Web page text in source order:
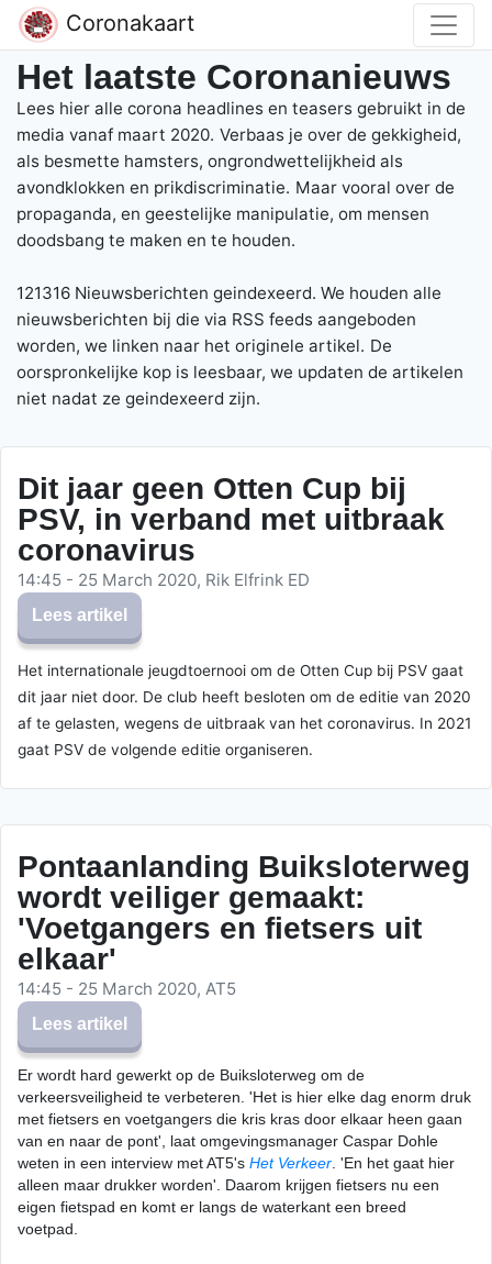
Coronakaart
Het laatste Coronanieuws
Lees hier alle corona headlines en teasers gebruikt in de
media vanaf maart 2020. Verbaas je over de gekkigheid,
als besmette hamsters, ongrondwettelijkheid als
avondklokken en prikdiscriminatie. Maar vooral over de
propaganda, en geestelijke manipulatie, om mensen
doodsbang te maken en te houden.
121316 Nieuwsberichten geindexeerd. We houden alle
nieuwsberichten bij die via RSS feeds aangeboden
worden, we linken naar het originele artikel. De
oorspronkelijke kop is leesbaar, we updaten de artikelen
niet nadat ze geindexeerd zijn.
Dit jaar geen Otten Cup bij
PSV, in verband met uitbraak
coronavirus
14:45 - 25 March 2020, Rik Elfrink ED
Lees artikel
Het internationale jeugdtoernooi om de Otten Cup bij PSV gaat
dit jaar niet door. De club heeft besloten om de editie van 2020
af te gelasten, wegens de uitbraak van het coronavirus. In 2021
gaat PSV de volgende editie organiseren.
Pontaanlanding Buiksloterweg
wordt veiliger gemaakt:
'Voetgangers en fietsers uit
elkaar'
14:45 - 25 March 2020, AT5
Lees artikel
Er wordt hard gewerkt op de Buiksloterweg om de
verkeersveiligheid te verbeteren. 'Het is hier elke dag enorm druk
met fietsers en voetgangers die kris kras door elkaar heen gaan
van en naar de pont', laat omgevingsmanager Caspar Dohle
weten in een interview met AT5's Het Verkeer. 'En het gaat hier
alleen maar drukker worden'. Daarom krijgen fietsers nu een
eigen fietspad en komt er langs de waterkant een breed
voetpad.